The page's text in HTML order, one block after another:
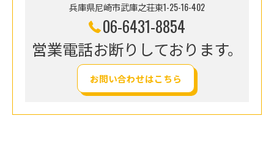
兵庫県尼崎市武庫之荘東1-25-16-402
06-6431-8854
営業電話お断りしております。
お問い合わせはこちら